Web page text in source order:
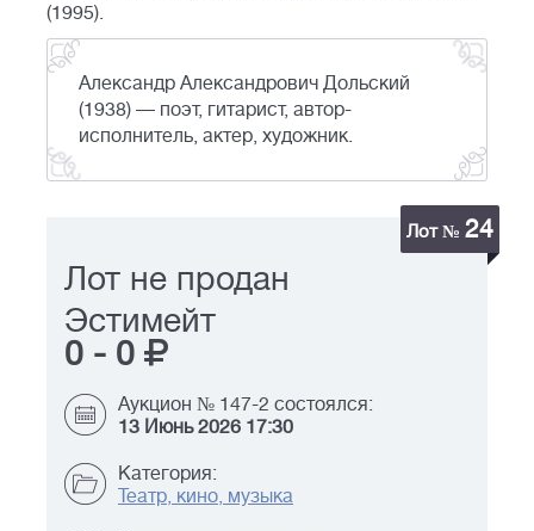
(1995).
Александр Александрович Дольский
(1938) — поэт, гитарист, автор-
исполнитель, актер, художник.
Лот № 24
Лот не продан
Эстимейт
0 - 0
Аукцион № 147-2 состоялся:
13 Июнь 2026 17:30
Категория:
Театр, кино, музыка